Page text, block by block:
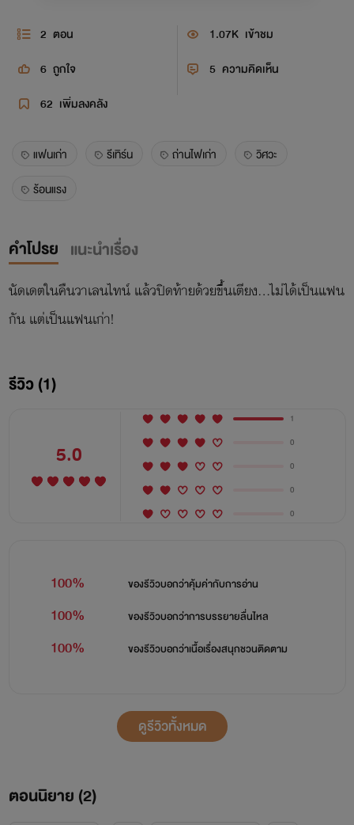
2 ตอน 1.07K เข้าชม
6 ถูกใจ 5 ความคิดเห็น
62 เพิ่มลงคลัง
แฟนเก่า รีเทิร์น ถ่านไฟเก่า
วิศวะ
ร้อนแรง
คำโปรย แนะนำเรื่อง
นัดเดตในคืนวาเลนไทน์ แล้วปิดท้ายด้วยขึ้นเตียง…ไม่ได้เป็นแฟน
กัน แต่เป็นแฟนเก่า!
รีวิว (1)
5.0
1
0
0
0
0
100% ของรีวิวบอกว่าคุ้มค่ากับการอ่าน
100% ของรีวิวบอกว่าการบรรยายลื่นไหล
100% ของรีวิวบอกว่าเนื้อเรื่องสนุกชวนติดตาม
ดูรีวิวทั้งหมด
ตอนนิยาย (2)